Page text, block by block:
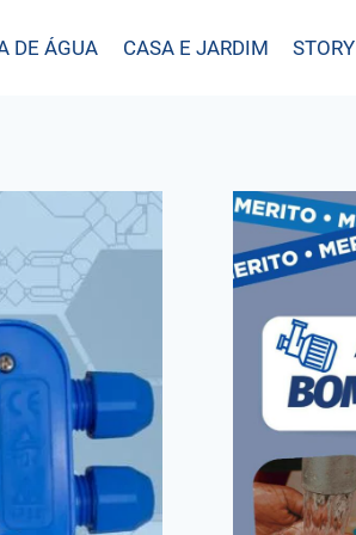
DE ÁGUA CASA E JARDIM STORY